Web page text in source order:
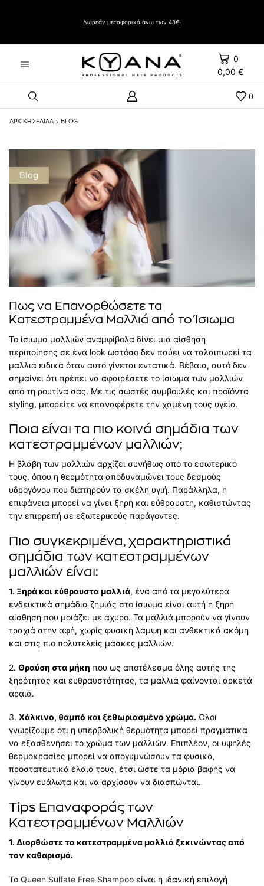
Δωρεάν μεταφορικά άνω των 48€!
0
0,00 €
0
ΑΡΧΙΚΉ ΣΕΛΊΔΑ BLOG
Blog
Πως να Επανορθώσετε τα
Κατεστραμμένα Μαλλιά από το Ίσιωμα
Το ίσιωμα μαλλιών αναμφίβολα δίνει μια αίσθηση
περιποίησης σε ένα look ωστόσο δεν παύει να ταλαιπωρεί τα
μαλλιά ειδικά όταν αυτό γίνεται εντατικά. Βέβαια, αυτό δεν
σημαίνει ότι πρέπει να αφαιρέσετε το ίσιωμα των μαλλιών
από τη ρουτίνα σας. Με τις σωστές συμβουλές και προϊόντα
styling, μπορείτε να επαναφέρετε την χαμένη τους υγεία.
Ποια είναι τα πιο κοινά σημάδια των
κατεστραμμένων μαλλιών;
Η βλάβη των μαλλιών αρχίζει συνήθως από το εσωτερικό
τους, όπου η θερμότητα αποδυναμώνει τους δεσμούς
υδρογόνου που διατηρούν τα σκέλη υγιή. Παράλληλα, η
επιφάνεια μπορεί να γίνει ξηρή και εύθραυστη, καθιστώντας
την επιρρεπή σε εξωτερικούς παράγοντες.
Πιο συγκεκριμένα, χαρακτηριστικά
σημάδια των κατεστραμμένων
μαλλιών είναι:
1. Ξηρά και εύθραυστα μαλλιά, ένα από τα μεγαλύτερα
ενδεικτικά σημάδια ζημιάς στο ίσιωμα είναι αυτή η ξηρή
αίσθηση που μοιάζει με άχυρο. Τα μαλλιά μπορούν να γίνουν
τραχιά στην αφή, χωρίς φυσική λάμψη και ανθεκτικά ακόμη
και στις πιο πολυτελείς μάσκες μαλλιών.
2. Θραύση στα μήκη που ως αποτέλεσμα όλης αυτής της
ξηρότητας και ευθραυστότητας, τα μαλλιά φαίνονται αρκετά
αραιά.
3. Χάλκινο, θαμπό και ξεθωριασμένο χρώμα. Όλοι
γνωρίζουμε ότι η υπερβολική θερμότητα μπορεί πραγματικά
να εξασθενήσει το χρώμα των μαλλιών. Επιπλέον, οι υψηλές
θερμοκρασίες μπορεί να απογυμνώσουν τα φυσικά,
προστατευτικά έλαιά τους, έτσι ώστε τα μόρια βαφής να
γίνουν ευάλωτα και να αρχίσουν να διασπώνται.
Tips Επαναφοράς των
Κατεστραμμένων Μαλλιών
1. Διορθώστε τα κατεστραμμένα μαλλιά ξεκινώντας από
τον καθαρισμό.
Το Queen Sulfate Free Shampoo είναι η ιδανική επιλογή